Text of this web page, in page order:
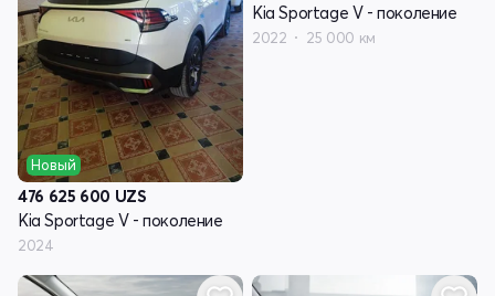
Новый
476 625 600 UZS
Kia Sportage V - поколение
2024
Kia Sportage V - поколение
2022 25 000 км